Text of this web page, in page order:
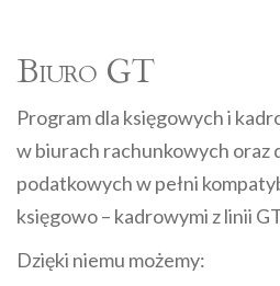
Biuro GT
Program dla księgowych i
w biurach rachunkowych oraz
podatkowych w pełni
księgowo – kadrowymi z linii
Dzięki niemu możemy: